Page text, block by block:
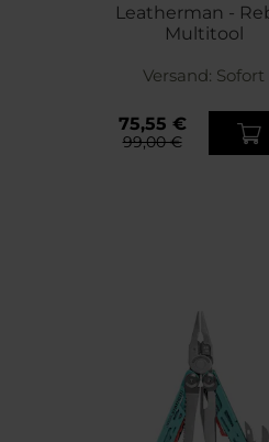
Leatherman -
Multitool
Versand: Sofort
75,55 €
99,00 €